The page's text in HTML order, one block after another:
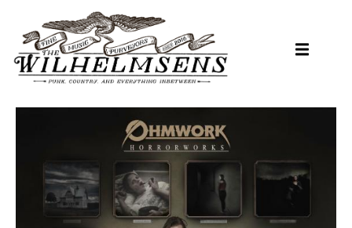
hovedinnhold